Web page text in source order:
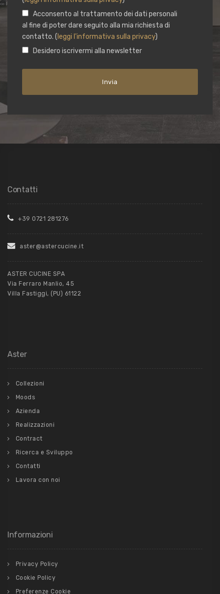
Acconsento al trattamento dei dati personali
al fine di poter dare seguito alla mia richiesta di
contatto. ( leggi l'informativa sulla privacy)
Desidero iscrivermi alla newsletter
Contatti
+39 0721 281276
aster@astercucine.it
ASTER CUCINE SPA
Via Ferraro Manlio, 45
Villa Fastiggi, (PU) 61122
Aster
Collezioni
Moods
Azienda
Realizzazioni
Contract
Ricerca e Sviluppo
Contatti
Lavora con noi
Informazioni
Privacy Policy
Cookie Policy
Preferenze Cookie